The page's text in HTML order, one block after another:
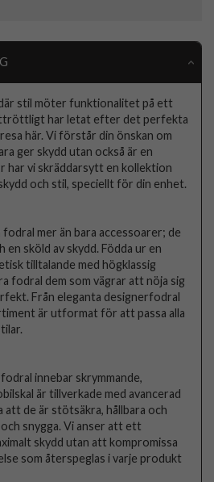
stil möter funktionalitet på ett
har letat efter det perfekta
här. Vi förstår din önskan om
ger skydd utan också är en
har vi skräddarsytt en kollektion
och stil, speciellt för din enhet.
fodral mer än bara accessoarer; de
sköld av skydd. Födda ur en
tilltalande med högklassig
fodral dem som vägrar att nöja sig
Från eleganta designerfodral
är utformat för att passa alla
innebar skrymmande,
är tillverkade med avancerad
de är stötsäkra, hållbara och
snygga. Vi anser att ett
skydd utan att kompromissa
som återspeglas i varje produkt